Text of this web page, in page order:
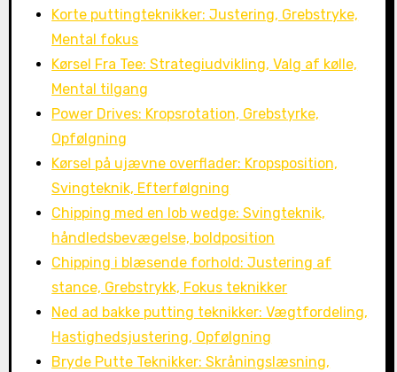
Korte puttingteknikker: Justering, Grebstryke,
Mental fokus
Kørsel Fra Tee: Strategiudvikling, Valg af kølle,
Mental tilgang
Power Drives: Kropsrotation, Grebstyrke,
Opfølgning
Kørsel på ujævne overflader: Kropsposition,
Svingteknik, Efterfølgning
Chipping med en lob wedge: Svingteknik,
håndledsbevægelse, boldposition
Chipping i blæsende forhold: Justering af
stance, Grebstrykk, Fokus teknikker
Ned ad bakke putting teknikker: Vægtfordeling,
Hastighedsjustering, Opfølgning
Bryde Putte Teknikker: Skråningslæsning,